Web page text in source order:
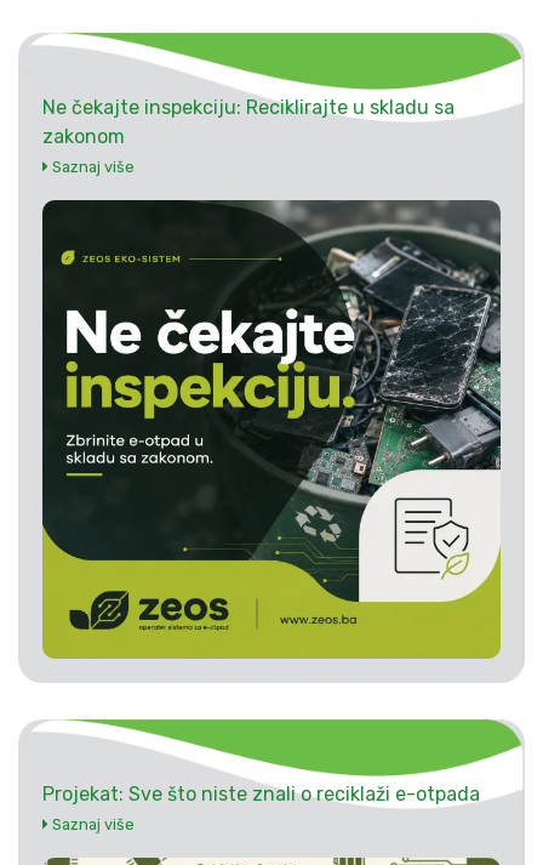
Ne čekajte inspekciju: Reciklirajte u skladu sa
zakonom
Saznaj više
Projekat: Sve što niste znali o reciklaži e-otpada
Saznaj više